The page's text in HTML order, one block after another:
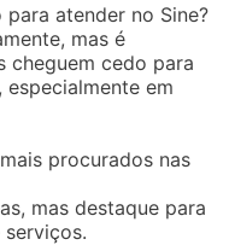
atender no Sine?
mas é
cheguem cedo para
em
procurados nas
mas destaque para